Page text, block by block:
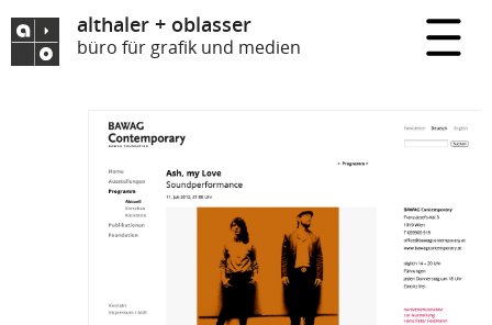
althaler + oblasser
büro für grafik und medien